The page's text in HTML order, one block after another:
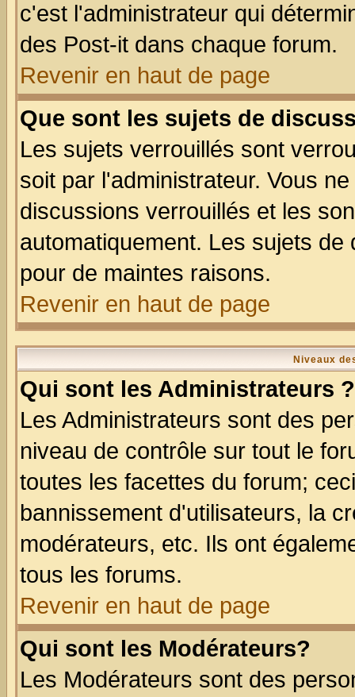
c'est l'administrateur qui
des Post-it dans chaque forum.
Revenir en haut de page
Que sont les sujets de
Les sujets verrouillés sont
soit par l'administrateur. Vous
discussions verrouillés et les
automatiquement. Les sujets
pour de maintes raisons.
Revenir en haut de page
Niveaux
Qui sont les Administrateurs ?
Les Administrateurs sont des
niveau de contrôle sur tout le
toutes les facettes du forum;
bannissement d'utilisateurs, la
modérateurs, etc. Ils ont
tous les forums.
Revenir en haut de page
Qui sont les Modérateurs?
Les Modérateurs sont des